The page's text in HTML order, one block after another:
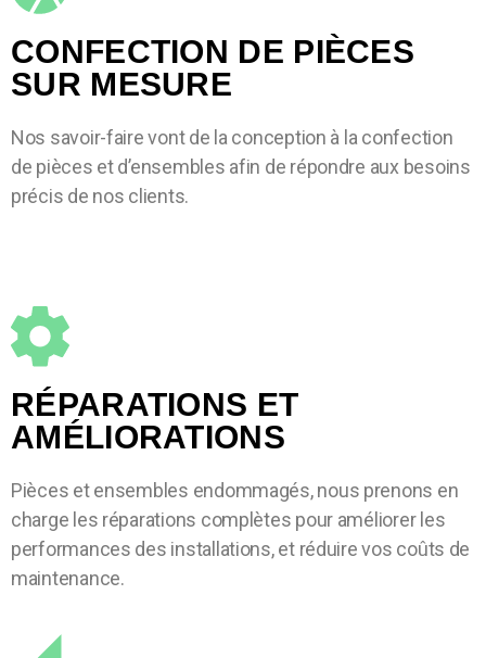
CONFECTION DE PIÈCES
SUR MESURE
Nos savoir-faire vont de la conception à la confection
de pièces et d’ensembles afin de répondre aux besoins
précis de nos clients.
RÉPARATIONS ET
AMÉLIORATIONS
Pièces et ensembles endommagés, nous prenons en
charge les réparations complètes pour améliorer les
performances des installations, et réduire vos coûts de
maintenance.